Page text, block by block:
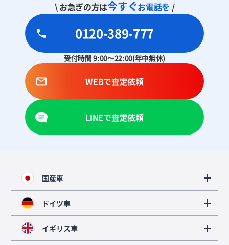
\ お急ぎの方は今すぐお電話を /
0120-389-777
受付時間 9:00～22:00(年中無休)
WEBで査定依頼
LINEで査定依頼
国産車
ドイツ車
イギリス車